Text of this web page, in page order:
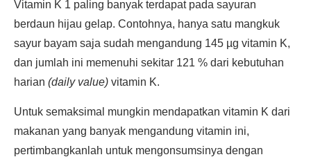
Vitamin K 1 paling banyak terdapat pada sayuran
berdaun hijau gelap. Contohnya, hanya satu mangkuk
sayur bayam saja sudah mengandung 145 µg vitamin K,
dan jumlah ini memenuhi sekitar 121 % dari kebutuhan
harian (daily value) vitamin K.
Untuk semaksimal mungkin mendapatkan vitamin K dari
makanan yang banyak mengandung vitamin ini,
pertimbangkanlah untuk mengonsumsinya dengan